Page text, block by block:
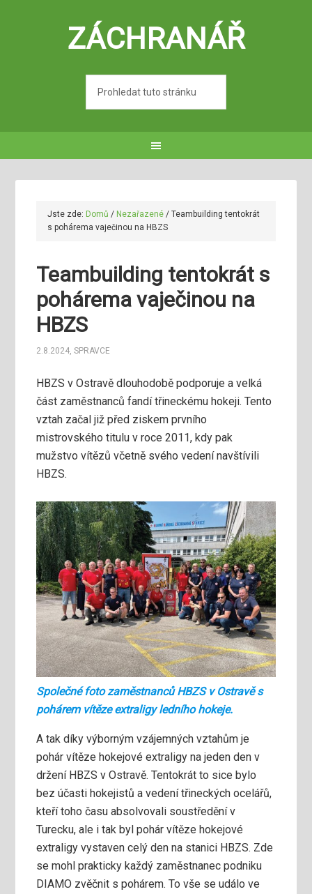
ZÁCHRANÁŘ
Jste zde: Domů / Nezařazené / Teambuilding tentokrát
s pohárema vaječinou na HBZS
Teambuilding tentokrát s
pohárema vaječinou na
HBZS
2.8.2024,SPRAVCE
HBZS v Ostravě dlouhodobě podporuje a velká
část zaměstnanců fandí třineckému hokeji. Tento
vztah začal již před ziskem prvního
mistrovského titulu v roce 2011, kdy pak
mužstvo vítězů včetně svého vedení navštívili
HBZS.
Společné foto zaměstnanců HBZS v Ostravě s
pohárem vítěze extraligy ledního hokeje.
A tak díky výborným vzájemných vztahům je
pohár vítěze hokejové extraligy na jeden den v
držení HBZS v Ostravě. Tentokrát to sice bylo
bez účasti hokejistů a vedení třineckých ocelářů,
kteří toho času absolvovali soustředění v
Turecku, ale i tak byl pohár vítěze hokejové
extraligy vystaven celý den na stanici HBZS. Zde
se mohl prakticky každý zaměstnanec podniku
DIAMO zvěčnit s pohárem. To vše se událo ve